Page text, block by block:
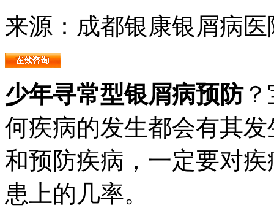
来源：成都银康银屑病医
少年寻常型银屑病预防？
何疾病的发生都会有其
和预防疾病，一定要对
患上的几率。